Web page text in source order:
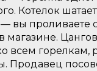
Котелок
— вы проливаете
магазине.
всем горелкам,
Продавец